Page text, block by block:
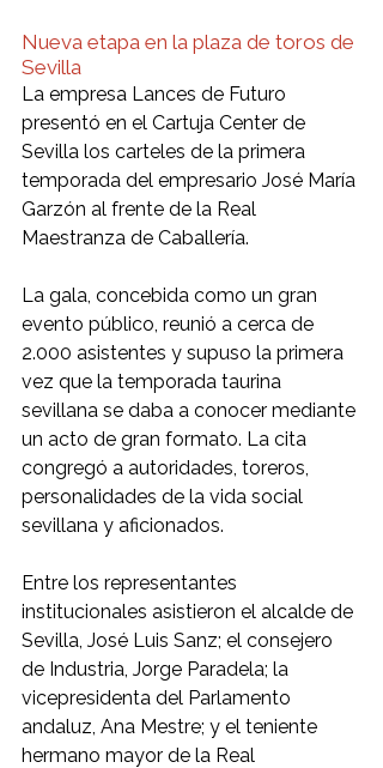
Nueva etapa en la plaza de toros de
Sevilla
La empresa Lances de Futuro
presentó en el Cartuja Center de
Sevilla los carteles de la primera
temporada del empresario José María
Garzón al frente de la Real
Maestranza de Caballería.
La gala, concebida como un gran
evento público, reunió a cerca de
2.000 asistentes y supuso la primera
vez que la temporada taurina
sevillana se daba a conocer mediante
un acto de gran formato. La cita
congregó a autoridades, toreros,
personalidades de la vida social
sevillana y aficionados.
Entre los representantes
institucionales asistieron el alcalde de
Sevilla, José Luis Sanz; el consejero
de Industria, Jorge Paradela; la
vicepresidenta del Parlamento
andaluz, Ana Mestre; y el teniente
hermano mayor de la Real